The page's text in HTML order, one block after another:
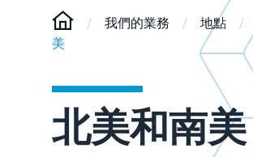
/ 我們的業務 / 地點 /
美
北美和南美